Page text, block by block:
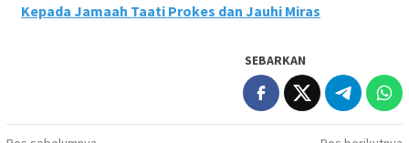
Kepada Jamaah Taati Prokes dan Jauhi Miras
SEBARKAN